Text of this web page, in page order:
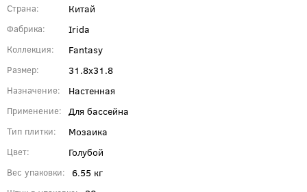
Страна Китай
Фабрика Irida
Коллекция Fantasy
Размер 31.8x31.8
Назначение Настенная
Применение Для бассейна
Тип плитки Мозаика
Цвет Голубой
Вес упаковки 6.55 кг